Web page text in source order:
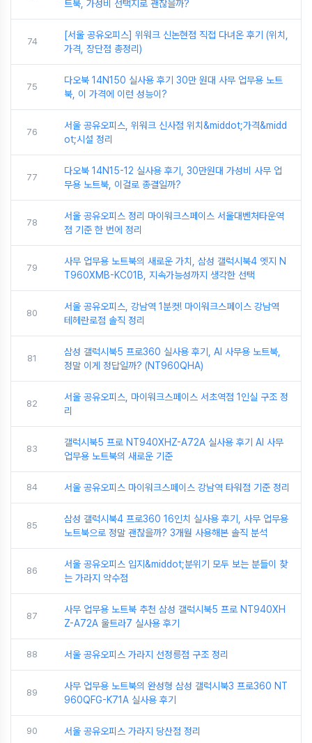
트북, 가성비 선택지로 괜찮을까?
74
[서울 공유오피스] 위워크 신논현점 직접 다녀온 후기 (위치,
가격, 장단점 총정리)
75
다오북 14N150 실사용 후기 30만 원대 사무 업무용 노트
북, 이 가격에 이런 성능이?
76
서울 공유오피스, 위워크 신사점 위치&middot;가격&midd
ot;시설 정리
77
다오북 14N15-12 실사용 후기, 30만원대 가성비 사무 업
무용 노트북, 이걸로 종결일까?
78
서울 공유오피스 정리 마이워크스페이스 서울대벤처타운역
점 기준 한 번에 정리
79
사무 업무용 노트북의 새로운 가치, 삼성 갤럭시북4 엣지 N
T960XMB-KC01B, 지속가능성까지 생각한 선택
80
서울 공유오피스, 강남역 1분컷! 마이워크스페이스 강남역
테헤란로점 솔직 정리
81
삼성 갤럭시북5 프로360 실사용 후기, AI 사무용 노트북,
정말 이게 정답일까? (NT960QHA)
82
서울 공유오피스, 마이워크스페이스 서초역점 1인실 구조 정
리
83
갤럭시북5 프로 NT940XHZ-A72A 실사용 후기 AI 사무
업무용 노트북의 새로운 기준
84 서울 공유오피스 마이워크스페이스 강남역 타워점 기준 정리
85
삼성 갤럭시북4 프로360 16인치 실사용 후기, 사무 업무용
노트북으로 정말 괜찮을까? 3개월 사용해본 솔직 분석
86
서울 공유오피스 입지&middot;분위기 모두 보는 분들이 찾
는 가라지 약수점
87
사무 업무용 노트북 추천 삼성 갤럭시북5 프로 NT940XH
Z-A72A 울트라7 실사용 후기
88 서울 공유오피스 가라지 선정릉점 구조 정리
89
사무 업무용 노트북의 완성형 삼성 갤럭시북3 프로360 NT
960QFG-K71A 실사용 후기
90 서울 공유오피스 가라지 당산점 정리